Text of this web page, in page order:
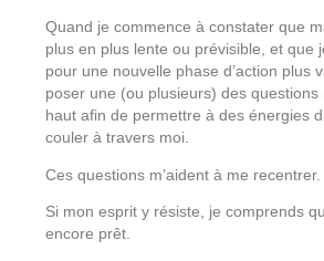
Quand je commence à constater que
plus en plus lente ou prévisible, et que
pour une nouvelle phase d’action plus
poser une (ou plusieurs) des questions
haut afin de permettre à des énergies
couler à travers moi.
Ces questions m’aident à me recentrer.
Si mon esprit y résiste, je comprends
encore prêt.